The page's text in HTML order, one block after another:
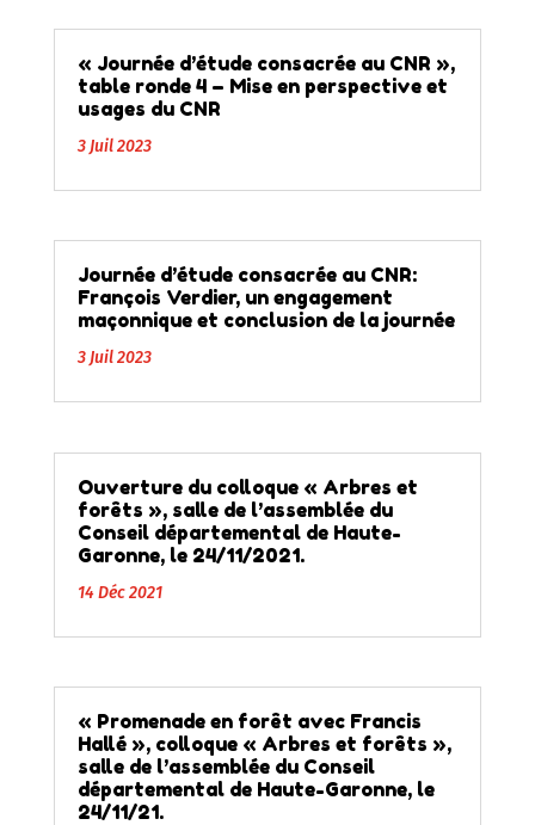
« Journée d’étude consacrée au CNR »,
table ronde 4 – Mise en perspective et
usages du CNR
3 Juil 2023
Journée d’étude consacrée au CNR:
François Verdier, un engagement
maçonnique et conclusion de la journée
3 Juil 2023
Ouverture du colloque « Arbres et
forêts », salle de l’assemblée du
Conseil départemental de Haute-
Garonne, le 24/11/2021.
14 Déc 2021
« Promenade en forêt avec Francis
Hallé », colloque « Arbres et forêts »,
salle de l’assemblée du Conseil
départemental de Haute-Garonne, le
24/11/21.